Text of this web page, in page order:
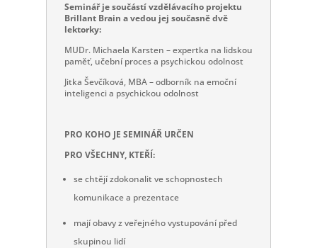
Seminář je součástí vzdělávacího projektu
Brillant Brain a vedou jej současně dvě
lektorky:
MUDr. Michaela Karsten – expertka na lidskou
paměť, učební proces a psychickou odolnost
Jitka Ševčíková, MBA – odborník na emoční
inteligenci a psychickou odolnost
PRO KOHO JE SEMINÁŘ URČEN
PRO VŠECHNY, KTEŘÍ:
se chtějí zdokonalit ve schopnostech
komunikace a prezentace
mají obavy z veřejného vystupování před
skupinou lidí